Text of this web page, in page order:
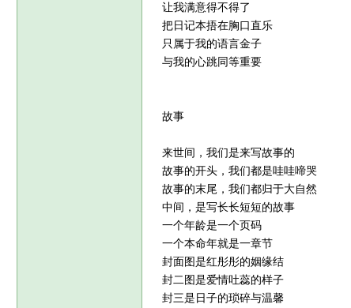
让我满意得不得了
把日记本捂在胸口直乐
只属于我的语言金子
与我的心跳同等重要
故事
来世间，我们是来写故事的
故事的开头，我们都是哇哇啼哭
故事的末尾，我们都归于大自然
中间，是写长长短短的故事
一个年龄是一个页码
一个本命年就是一章节
封面图是红彤彤的姻缘结
封二图是爱情吐蕊的样子
封三是日子的琐碎与温馨